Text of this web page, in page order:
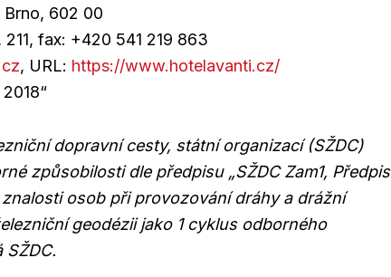
Brno, 602 00
211, fax: +420 541 219 863
, URL: https://www.hotelavanti.cz/
dopravní cesty, státní organizací (SŽDC)
způsobilosti dle předpisu „SŽDC Zam1, Předpis
osob při provozování dráhy a drážní
geodézii jako 1 cyklus odborného
SŽDC.